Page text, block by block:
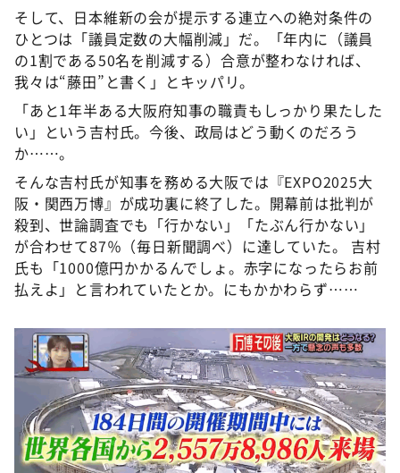
そして、日本維新の会が提示する連立への絶対条件の
ひとつは「議員定数の大幅削減」だ。「年内に（議員
の1割である50名を削減する）合意が整わなければ、
我々は“藤田”と書く」とキッパリ。
「あと1年半ある大阪府知事の職責もしっかり果たした
い」という吉村氏。今後、政局はどう動くのだろう
か……。
そんな吉村氏が知事を務める大阪では『EXPO2025大
阪・関西万博』が成功裏に終了した。開幕前は批判が
殺到、世論調査でも「行かない」「たぶん行かない」
が合わせて87％（毎日新聞調べ）に達していた。 吉村
氏も「1000億円かかるんでしょ。赤字になったらお前
払えよ」と言われていたとか。にもかかわらず……